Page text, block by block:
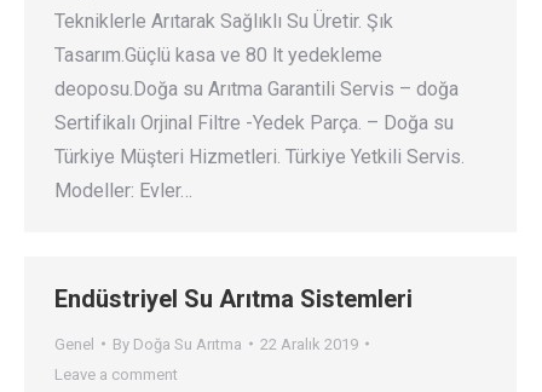
Tekniklerle Arıtarak Sağlıklı Su Üretir. Şık
Tasarım.Güçlü kasa ve 80 lt yedekleme
deoposu.Doğa su Arıtma Garantili Servis – doğa
Sertifikalı Orjinal Filtre -Yedek Parça. – Doğa su
Türkiye Müşteri Hizmetleri. Türkiye Yetkili Servis.
Modeller: Evler…
Endüstriyel Su Arıtma Sistemleri
Genel By Doğa Su Arıtma
22 Aralık 2019
Leave a comment